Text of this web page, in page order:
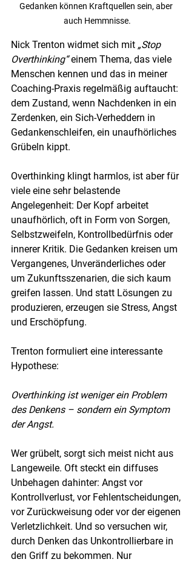
Gedanken können Kraftquellen sein, aber
auch Hemmnisse.
Nick Trenton widmet sich mit „Stop
Overthinking“ einem Thema, das viele
Menschen kennen und das in meiner
Coaching-Praxis regelmäßig auftaucht:
dem Zustand, wenn Nachdenken in ein
Zerdenken, ein Sich-Verheddern in
Gedankenschleifen, ein unaufhörliches
Grübeln kippt.
Overthinking klingt harmlos, ist aber für
viele eine sehr belastende
Angelegenheit: Der Kopf arbeitet
unaufhörlich, oft in Form von Sorgen,
Selbstzweifeln, Kontrollbedürfnis oder
innerer Kritik. Die Gedanken kreisen um
Vergangenes, Unveränderliches oder
um Zukunftsszenarien, die sich kaum
greifen lassen. Und statt Lösungen zu
produzieren, erzeugen sie Stress, Angst
und Erschöpfung.
Trenton formuliert eine interessante
Hypothese:
Overthinking ist weniger ein Problem
des Denkens – sondern ein Symptom
der Angst.
Wer grübelt, sorgt sich meist nicht aus
Langeweile. Oft steckt ein diffuses
Unbehagen dahinter: Angst vor
Kontrollverlust, vor Fehlentscheidungen,
vor Zurückweisung oder vor der eigenen
Verletzlichkeit. Und so versuchen wir,
durch Denken das Unkontrollierbare in
den Griff zu bekommen. Nur